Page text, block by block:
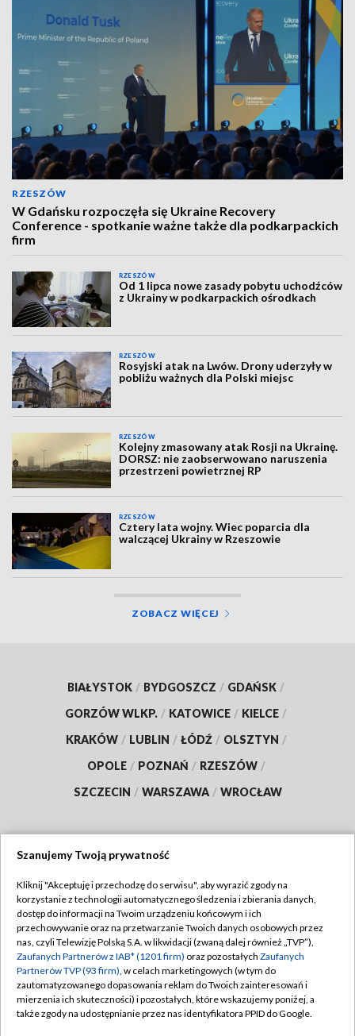
RZESZÓW
W Gdańsku rozpoczęła się Ukraine Recovery
Conference - spotkanie ważne także dla podkarpackich
firm
RZESZÓW
Od 1 lipca nowe zasady pobytu uchodźców
z Ukrainy w podkarpackich ośrodkach
RZESZÓW
Rosyjski atak na Lwów. Drony uderzyły w
pobliżu ważnych dla Polski miejsc
RZESZÓW
Kolejny zmasowany atak Rosji na Ukrainę.
DORSZ: nie zaobserwowano naruszenia
przestrzeni powietrznej RP
RZESZÓW
Cztery lata wojny. Wiec poparcia dla
walczącej Ukrainy w Rzeszowie
ZOBACZ WIĘCEJ
BIAŁYSTOK / BYDGOSZCZ / GDAŃSK /
GORZÓW WLKP. / KATOWICE / KIELCE /
KRAKÓW / LUBLIN / ŁÓDŹ / OLSZTYN /
OPOLE / POZNAŃ / RZESZÓW /
SZCZECIN / WARSZAWA / WROCŁAW
TVP
Abonament TVP
Emisja w TVP
Centrum informacji TVP
Naziemna Telewizja Cyfrowa
Regulamin TVP
Polityka prywatności
Moje zgody
Pomoc
Szanujemy Twoją prywatność
Kliknij "Akceptuję i przechodzę do serwisu", aby wyrazić zgody na
korzystanie z technologii automatycznego śledzenia i zbierania danych,
dostęp do informacji na Twoim urządzeniu końcowym i ich
przechowywanie oraz na przetwarzanie Twoich danych osobowych przez
nas, czyli Telewizję Polską S.A. w likwidacji (zwaną dalej również „TVP”),
Zaufanych Partnerów z IAB* (1201 firm) oraz pozostałych Zaufanych
Partnerów TVP (93 firm), w celach marketingowych (w tym do
zautomatyzowanego dopasowania reklam do Twoich zainteresowań i
mierzenia ich skuteczności) i pozostałych, które wskazujemy poniżej, a
także zgody na udostępnianie przez nas identyfikatora PPID do Google.